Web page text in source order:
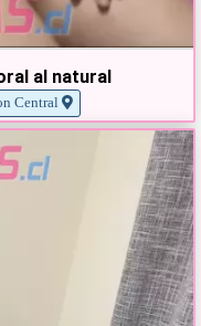
al natural
Central